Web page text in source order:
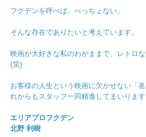
フクデンを呼べば、べっちょない。
そんな存在でありたいと考えています。
映画が大好きな私のわがままで、レトロ
(笑)
お客様の人生という映画に欠かせない「
れからもスタッフ一同精進してまいります
エリアプロフクデン
北野 利樹